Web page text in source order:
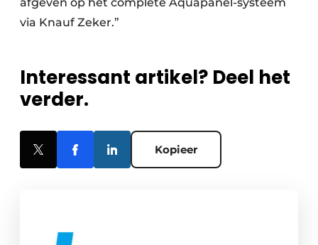
via Knauf Zeker.”
Interessant artikel? Deel het
verder.
Kopieer